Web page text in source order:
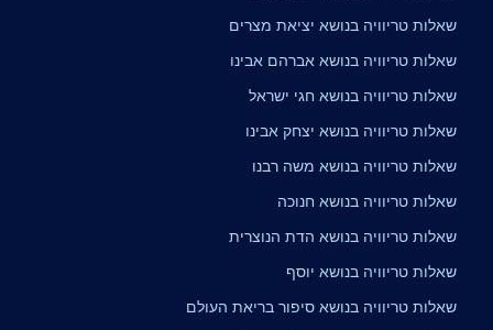
שאלות טריוויה בנושא יציאת מצרים
שאלות טריוויה בנושא אברהם אבינו
שאלות טריוויה בנושא חגי ישראל
שאלות טריוויה בנושא יצחק אבינו
שאלות טריוויה בנושא משה רבנו
שאלות טריוויה בנושא חנוכה
שאלות טריוויה בנושא הדת הנוצרית
שאלות טריוויה בנושא יוסף
שאלות טריוויה בנושא סיפור בריאת העולם